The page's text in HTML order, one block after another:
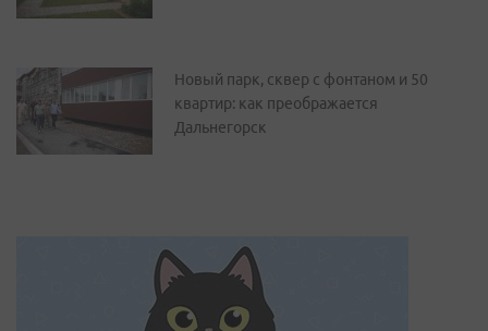
Новый парк, сквер с фонтаном и 50
квартир: как преображается
Дальнегорск